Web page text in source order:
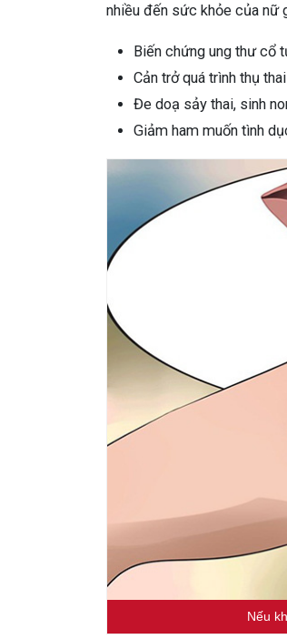
nhiều đến sức khỏe của nữ
Biến chứng ung thư cổ
Cản trở quá trình thụ
Đe doạ sảy thai, sinh
Giảm ham muốn tình
Nếu